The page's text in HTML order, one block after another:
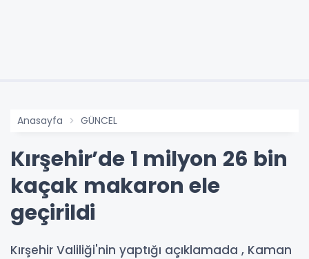
Anasayfa GÜNCEL
Kırşehir’de 1 milyon 26 bin
kaçak makaron ele
geçirildi
Kırşehir Valiliği'nin yaptığı açıklamada , Kaman